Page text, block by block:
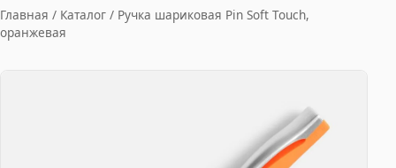
Главная / Каталог / Ручка шариковая Pin Soft Touch,
оранжевая